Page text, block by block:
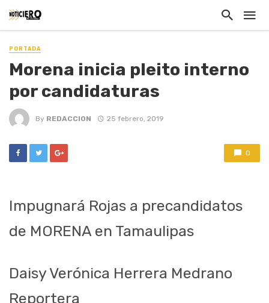
PORTADA
Morena inicia pleito interno
por candidaturas
By REDACCION 25 febrero, 2019
0
Impugnará Rojas a precandidatos
de MORENA en Tamaulipas
Daisy Verónica Herrera Medrano
Reportera